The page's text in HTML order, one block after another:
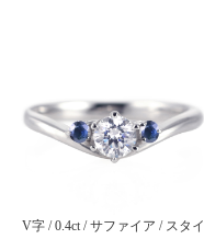
V字 / 0.4ct / サファイア / スタイ